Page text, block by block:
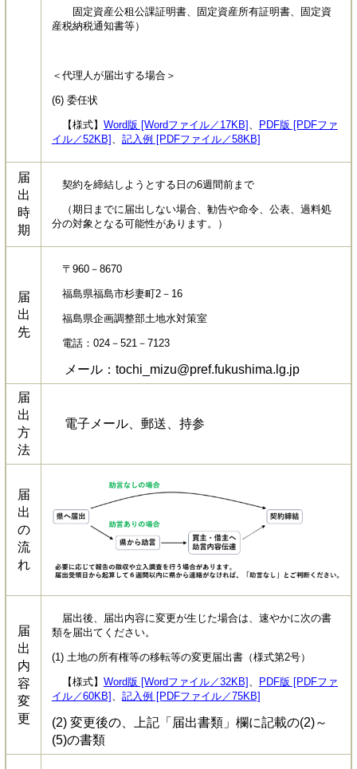
固定資産公租公課証明書、固定資産所有証明書、固定資
産税納税通知書等）
＜代理人が届出する場合＞
(6) 委任状
【様式】 Word版 [Wordファイル／17KB]
PDF版 [PDFファ
イル／52KB]
記入例 [PDFファイル／58KB]
届
出
時
期
契約を締結しようとする日の6週間前まで
（期日までに届出しない場合、勧告や命令、公表、過料処
分の対象となる可能性があります。）
届
出
先
〒960－8670
福島県福島市杉妻町2－16
福島県企画調整部土地水対策室
電話：024－521－7123
メール：tochi_mizu@pref.fukushima.lg.jp
届
出
方
法
電子メール、郵送、持参
届
出
の
流
れ
届
出
内
容
変
更
届出後、届出内容に変更が生じた場合は、速やかに次の書
類を届出てください。
(1) 土地の所有権等の移転等の変更届出書（様式第2号）
【様式】 Word版 [Wordファイル／32KB]
PDF版 [PDFファ
イル／60KB]
記入例 [PDFファイル／75KB]
(2) 変更後の、上記「届出書類」欄に記載の(2)～
(5)の書類